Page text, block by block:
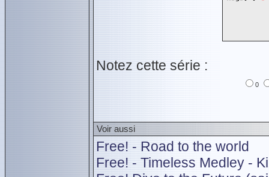
Notez cette série :
0
Voir aussi
Free! - Road to the world
Free! - Timeless Medley -